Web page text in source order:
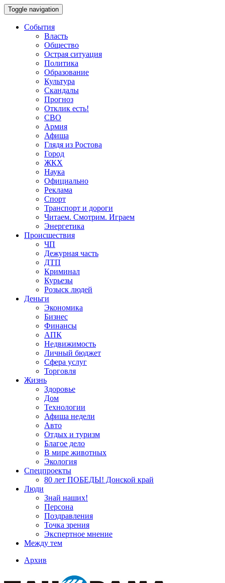
Toggle navigation
События
Власть
Общество
Острая ситуация
Политика
Образование
Культура
Скандалы
Прогноз
Отклик есть!
СВО
Армия
Афиша
Глядя из Ростова
Город
ЖКХ
Наука
Официально
Реклама
Спорт
Транспорт и дороги
Читаем. Смотрим. Играем
Энергетика
Происшествия
ЧП
Дежурная часть
ДТП
Криминал
Курьезы
Розыск людей
Деньги
Экономика
Бизнес
Финансы
АПК
Недвижимость
Личный бюджет
Сфера услуг
Торговля
Жизнь
Здоровье
Дом
Технологии
Афиша недели
Авто
Отдых и туризм
Благое дело
В мире животных
Экология
Спецпроекты
80 лет ПОБЕДЫ! Донской край
Люди
Знай наших!
Персона
Поздравления
Точка зрения
Экспертное мнение
Между тем
Архив